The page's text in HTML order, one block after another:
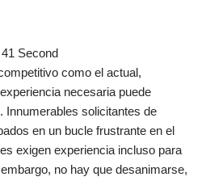
Second
como el actual,
necesaria puede
Innumerables solicitantes de
en un bucle frustrante en el
exigen experiencia incluso para
no hay que desanimarse,